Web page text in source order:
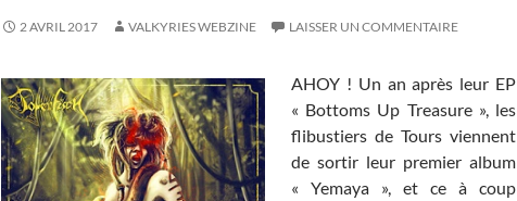
2 AVRIL 2017 VALKYRIES WEBZINE LAISSER UN COMMENTAIRE
AHOY ! Un an après leur EP
« Bottoms Up Treasure », les
flibustiers de Tours viennent
de sortir leur premier album
« Yemaya », et ce à coup